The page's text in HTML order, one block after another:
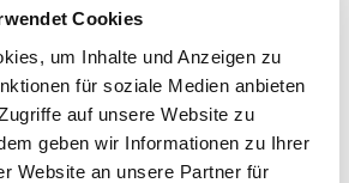
Cookies
um Inhalte und Anzeigen zu
für soziale Medien anbieten
auf unsere Website zu
geben wir Informationen zu Ihrer
Website an unsere Partner für
Führung
Fokusthema